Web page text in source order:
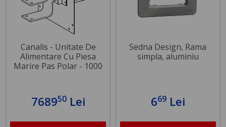
Canalis - Unitate De
Alimentare Cu Piesa
Marire Pas Polar - 1000
768950Lei
Sedna Design, Rama
simpla, aluminiu
669Lei